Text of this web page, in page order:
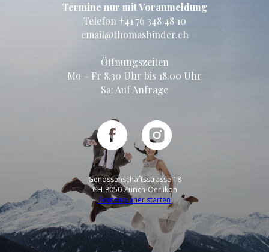
Termine nur mit Voranmeldung
Telefon +41 76 348 48 10
email@thomashinder.ch
Öffnungszeiten
Mo – Fr 8.30 Uhr bis 18.00 Uhr
Sa: Auf Anfrage
Genossenschaftsstrasse 18
CH-8050 Zürich-Oerlikon
Routenplaner starten